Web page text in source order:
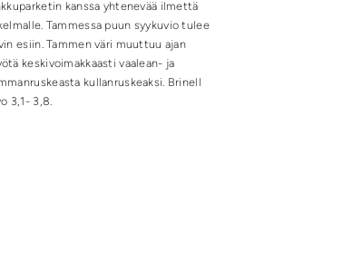
kanssa yhtenevää ilmettä
Tammessa puun syykuvio tulee
esiin. Tammen väri muuttuu ajan
keskivoimakkaasti vaalean- ja
kullanruskeaksi. Brinell
3,1- 3,8.